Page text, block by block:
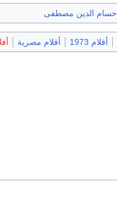
حسام الدين مصطفى
أفلام 1973 أفلام مصرية